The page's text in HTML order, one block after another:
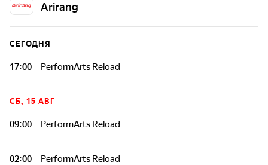
Arirang
СЕГОДНЯ
17:00 PerformArts Reload
СБ, 15 АВГ
09:00 PerformArts Reload
02:00 PerformArts Reload